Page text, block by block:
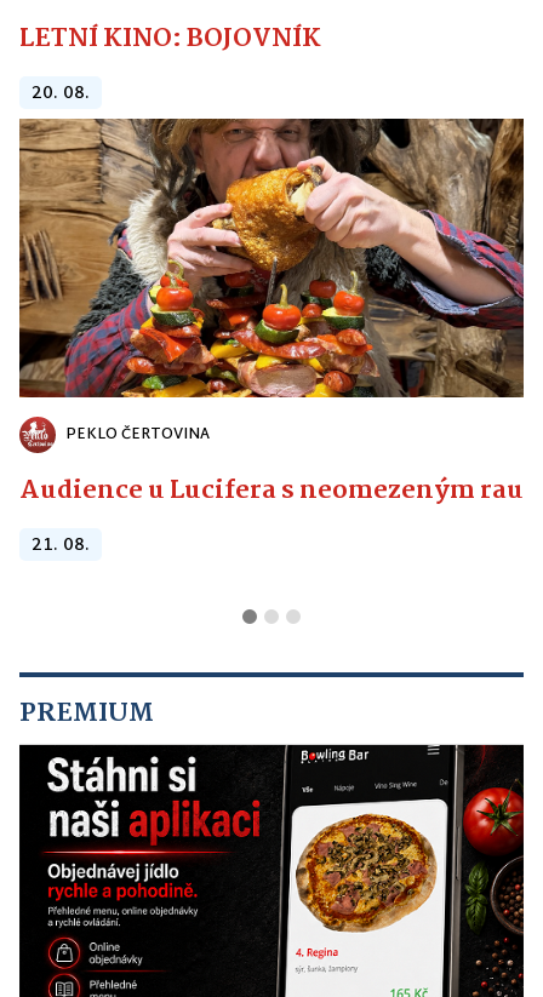
LETNÍ KINO: BOJOVNÍK
20. 08.
PEKLO ČERTOVINA
Audience u Lucifera s neomezeným
21. 08.
PREMIUM